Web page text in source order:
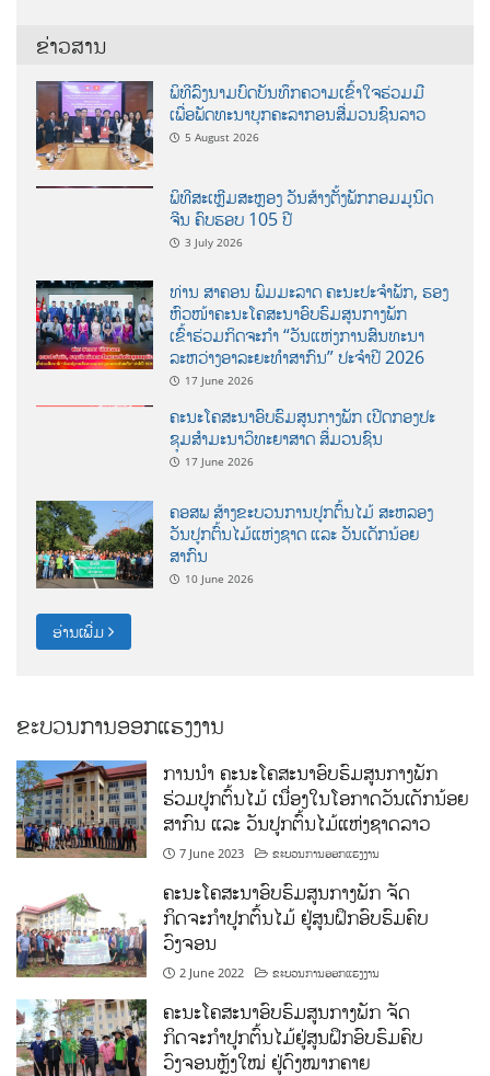
ຂ່າວສານ
ພິທີລົງນາມບົດບັນທຶກຄວາມເຂົ້າໃຈຮ່ວມມື
ເພື່ອພັດທະນາບຸກຄະລາກອນສື່ມວນຊົນລາວ
5 August 2026
ພິທີສະເຫຼີມສະຫຼອງ ວັນສ້າງຕັ້ງພັກກອມມູນິດ
ຈີນ ຄົບຮອບ 105 ປີ
3 July 2026
ທ່ານ ສາຄອນ ພົມມະລາດ ຄະນະປະຈໍາພັກ, ຮອງ
ຫົວໜ້າຄະນະໂຄສະນາອົບຮົມສູນກາງພັກ
ເຂົ້າຮ່ວມກິດຈະກຳ “ວັນແຫ່ງການສົນທະນາ
ລະຫວ່າງອາລະຍະທຳສາກົນ” ປະຈຳປີ 2026
17 June 2026
ຄະນະໂຄສະນາອົບຮົມສູນກາງພັກ ເປີດກອງປະ
ຊຸມສຳມະນາວິທະຍາສາດ ສຶ່ມວນຊົນ
17 June 2026
ຄອສພ ສ້າງຂະບວນການປູກຕົ້ນໄມ້ ສະຫລອງ
ວັນປູກຕົ້ນໄມ້ແຫ່ງຊາດ ແລະ ວັນເດັກນ້ອຍ
ສາກົນ
10 June 2026
ອ່ານເພີ່ມ
ຂະບວນການອອກແຮງງານ
ການນໍາ ຄະນະໂຄສະນາອົບຮົມສູນກາງພັກ
ຮ່ວມປູກຕົ້ນໄມ້ ເນື່ອງໃນໂອກາດວັນເດັກນ້ອຍ
ສາກົນ ແລະ ວັນປູກຕົ້ນໄມ້ແຫ່ງຊາດລາວ
7 June 2023 ຂະບວນການອອກແຮງງານ
ຄະນະໂຄສະນາອົບຮົມສູນກາງພັກ ຈັດ
ກິດຈະກຳປູກຕົ້ນໄມ້ ຢູ່ສູນຝຶກອົບຮົມຄົບ
ວົງຈອນ
2 June 2022 ຂະບວນການອອກແຮງງານ
ຄະນະໂຄສະນາອົບຮົມສູນກາງພັກ ຈັດ
ກິດຈະກຳປູກຕົ້ນໄມ້ຢູ່ສູນຝຶກອົບຮົມຄົບ
ວົງຈອນຫຼັງໃໝ່ ຢູ່ດົງໝາກຄາຍ